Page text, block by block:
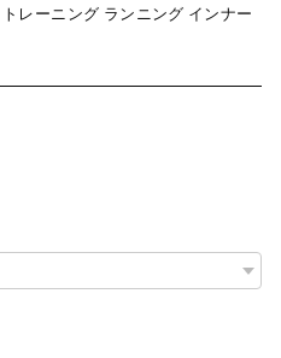
レーニング ランニング インナー